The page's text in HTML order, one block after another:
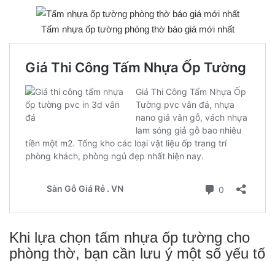
Tấm nhựa ốp tường phòng thờ báo giá mới nhất
Khi lựa chọn tấm nhựa ốp tường cho
phòng thờ, bạn cần lưu ý một số yếu tố